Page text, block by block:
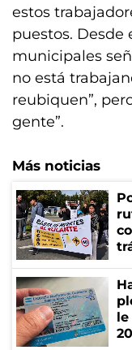
estos
puestos. Desde
municipales
no está
reubiquen”,
gente”.
Más noticias
le